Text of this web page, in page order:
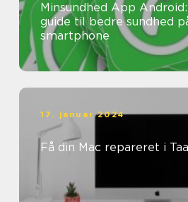
Minsundhed App
guide til bedre sundhed
smartphone
17. januar 2024
Få din Mac repareret i